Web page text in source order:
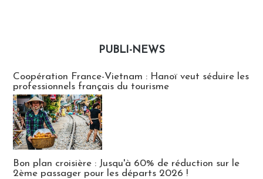
PUBLI-NEWS
Coopération France-Vietnam : Hanoï veut séduire les
professionnels français du tourisme
Bon plan croisière : Jusqu'à 60% de réduction sur le
2ème passager pour les départs 2026 !